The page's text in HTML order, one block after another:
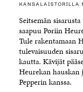
Seitsemän
saapuu Poriin
Tule rakentamaan
tulevaisuuden
kautta. Kävijät
Heurekan hauskan
Pepperin kanssa.